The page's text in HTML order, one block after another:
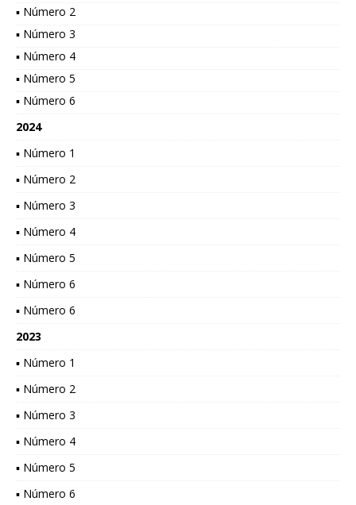
▪ Número 2
▪ Número 3
▪ Número 4
▪ Número 5
▪ Número 6
2024
▪ Número 1
▪ Número 2
▪ Número 3
▪ Número 4
▪ Número 5
▪ Número 6
▪ Número 6
2023
▪ Número 1
▪ Número 2
▪ Número 3
▪ Número 4
▪ Número 5
▪ Número 6